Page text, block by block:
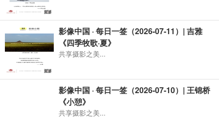
影像中国 · 每日一签（2026-07-11）| 吉雅
《四季牧歌·夏》
共享摄影之美...
影像中国 · 每日一签（2026-07-10）| 王锦桥
《小憩》
共享摄影之美...